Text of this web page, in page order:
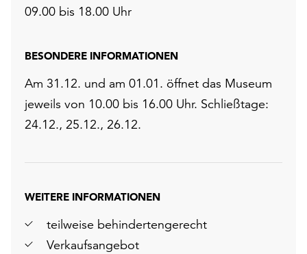
09.00 bis 18.00 Uhr
BESONDERE INFORMATIONEN
Am 31.12. und am 01.01. öffnet das Museum
jeweils von 10.00 bis 16.00 Uhr. Schließtage:
24.12., 25.12., 26.12.
WEITERE INFORMATIONEN
teilweise behindertengerecht
Verkaufsangebot